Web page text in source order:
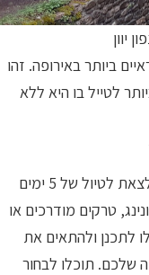
יוון
ביותר באירופה. זהו
לטייל בו היא ללא
בצפון יוון האפשרויות הן בלתי נגמרות. ניתן לצאת לטיול של 5 ימים
טרקים מודרכים או
לתכנן ולהתאים את
שלכם. תוכלו לבחור